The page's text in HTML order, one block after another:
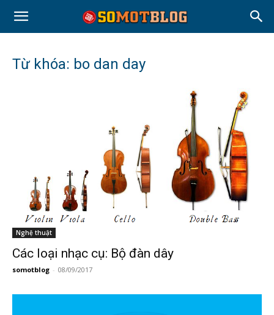
Từ khóa: bo dan day
Nghệ thuật
Các loại nhạc cụ: Bộ đàn dây
somotblog - 08/09/2017